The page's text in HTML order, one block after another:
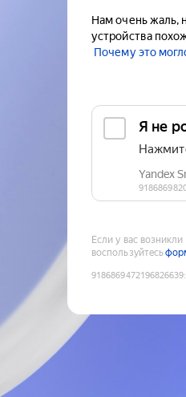
Нам очень жаль,
устройства
Почему это
Если у вас
воспользуйтесь
9186869472196826639: